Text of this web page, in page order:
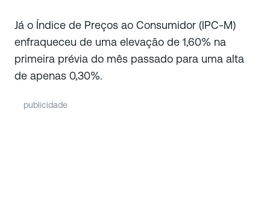
Já o Índice de Preços ao Consumidor (IPC-M)
enfraqueceu de uma elevação de 1,60% na
primeira prévia do mês passado para uma alta
de apenas 0,30%.
publicidade